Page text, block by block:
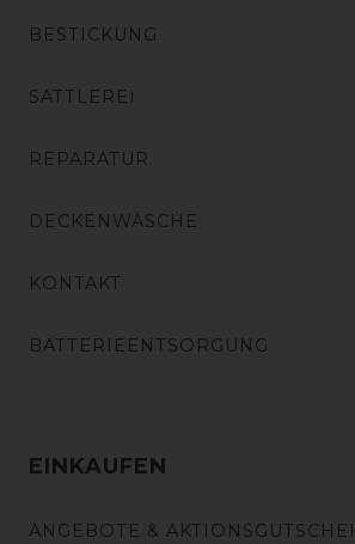
BESTICKUNG
SATTLEREI
REPARATUR
DECKENWÄSCHE
KONTAKT
BATTERIEENTSORGUNG
EINKAUFEN
ANGEBOTE &